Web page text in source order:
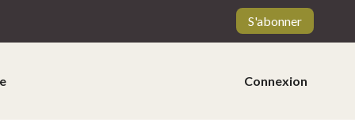
S'abonner
Connexion